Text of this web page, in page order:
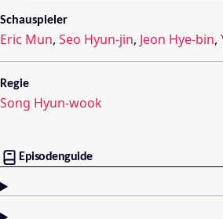
Schauspieler
Eric Mun, Seo Hyun-jin, Jeon Hye-bin,
Regie
Song Hyun-wook
Episodenguide